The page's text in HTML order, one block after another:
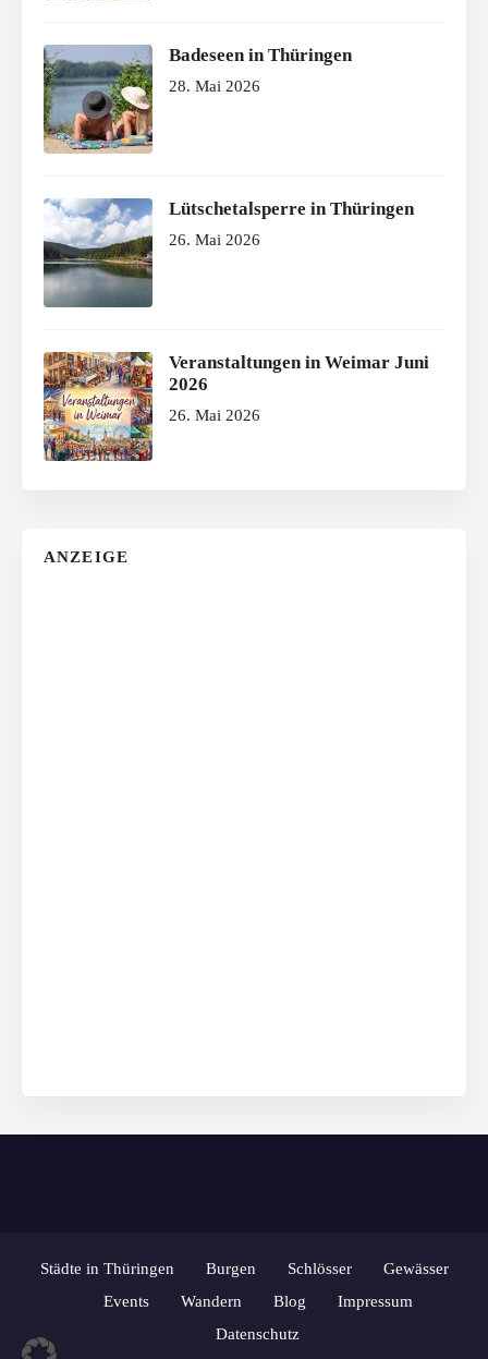
Badeseen in Thüringen
28. Mai 2026
Lütschetalsperre in Thüringen
26. Mai 2026
Veranstaltungen in Weimar Juni
2026
26. Mai 2026
ANZEIGE
Städte in Thüringen Burgen Schlösser
Gewässer
Events
Wandern Blog
Impressum
Datenschutz